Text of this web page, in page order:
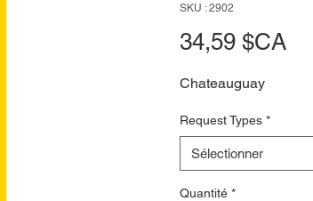
SKU : 2902
34,59 $CAPrix
Chateauguay
Request Types *
Sélectionner
Quantité *